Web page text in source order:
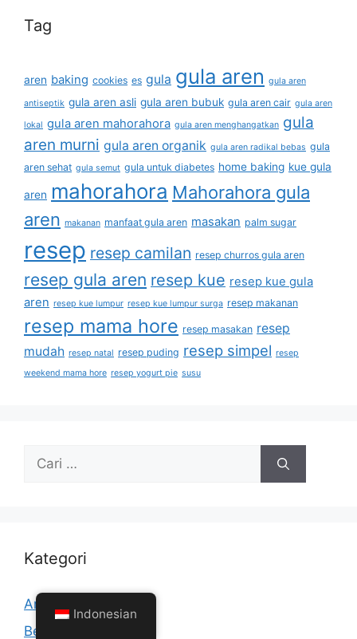
Tag
aren baking cookies es gula gula aren gula aren
antiseptik gula aren asli gula aren bubuk gula aren cair gula aren
lokal gula aren mahorahora gula aren menghangatkan gula
aren murni gula aren organik gula aren radikal bebas gula
aren sehat gula semut gula untuk diabetes home baking kue gula
aren mahorahora Mahorahora gula
aren makanan manfaat gula aren masakan palm sugar
resep resep camilan resep churros gula aren
resep gula aren resep kue resep kue gula
aren resep kue lumpur resep kue lumpur surga resep makanan
resep mama hore resep masakan resep
mudah resep natal resep puding resep simpel resep
weekend mama hore resep yogurt pie susu
Kategori
Artikel
Berita Gula Aren
Indonesian